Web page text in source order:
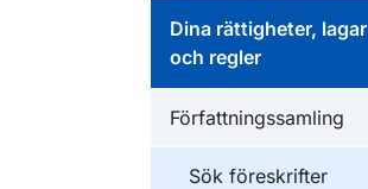
Dina rättigheter, lagar
och regler
Författningssamling
Sök föreskrifter